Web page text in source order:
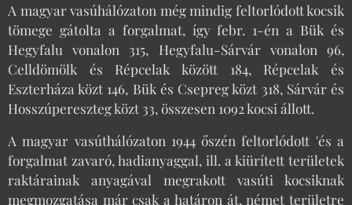
A magyar vasúhálózaton még mindig feltorlódott kocsik
tömege gátolta a forgalmat, így febr. 1-én a Bük és
Hegyfalu vonalon 315, Hegyfalu-Sárvár vonalon 96,
Celldömölk és Répcelak között 184, Répcelak és
Eszterháza közt 146, Bük és Csepreg közt 318, Sárvár és
Hosszúpereszteg közt 33, összesen 1092 kocsi állott.
A magyar vasúthálózaton 1944 őszén feltorlódott 'és a
forgalmat zavaró, hadianyaggal, ill. a kiürített területek
raktárainak anyagával megrakott vasúti kocsiknak
megmozgatása már csak a határon át, német területre